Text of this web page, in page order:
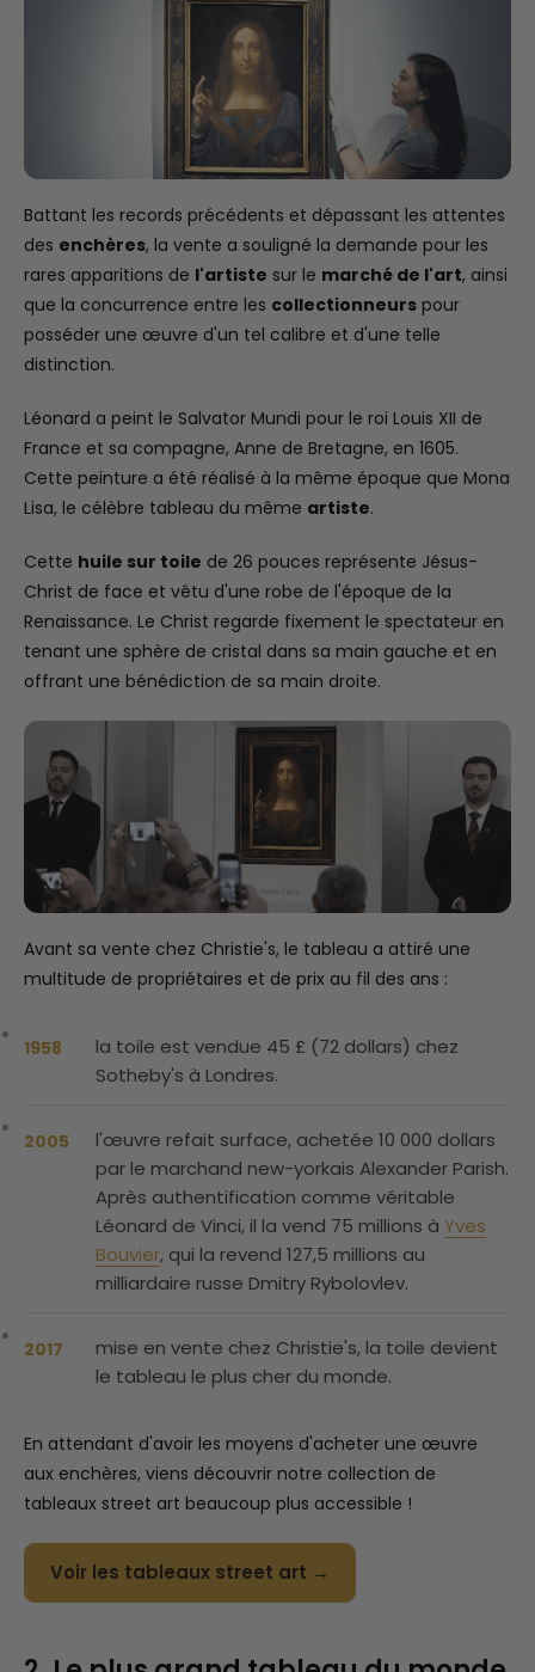
Battant les records précédents et dépassant les attentes
des enchères, la vente a souligné la demande pour les
rares apparitions de l'artiste sur le marché de l'art, ainsi
que la concurrence entre les collectionneurs pour
posséder une œuvre d'un tel calibre et d'une telle
distinction.
Léonard a peint le Salvator Mundi pour le roi Louis XII de
France et sa compagne, Anne de Bretagne, en 1605.
Cette peinture a été réalisé à la même époque que Mona
Lisa, le célèbre tableau du même artiste.
Cette huile sur toile de 26 pouces représente Jésus-
Christ de face et vêtu d'une robe de l'époque de la
Renaissance. Le Christ regarde fixement le spectateur en
tenant une sphère de cristal dans sa main gauche et en
offrant une bénédiction de sa main droite.
Avant sa vente chez Christie's, le tableau a attiré une
multitude de propriétaires et de prix au fil des ans :
1958
la toile est vendue 45 £ (72 dollars) chez
Sotheby's à Londres.
2005
l'œuvre refait surface, achetée 10 000 dollars
par le marchand new-yorkais Alexander Parish.
Après authentification comme véritable
Léonard de Vinci, il la vend 75 millions à Yves
Bouvier, qui la revend 127,5 millions au
milliardaire russe Dmitry Rybolovlev.
2017
mise en vente chez Christie's, la toile devient
le tableau le plus cher du monde.
En attendant d'avoir les moyens d'acheter une œuvre
aux enchères, viens découvrir notre collection de
tableaux street art beaucoup plus accessible !
Voir les tableaux street art →